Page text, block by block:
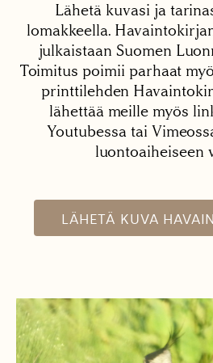
Lähetä kuvasi ja
lomakkeella.
julkaistaan Suomen
Toimitus poimii parhaat
printtilehden
lähettää meille myös
Youtubessa tai
luontoaiheiseen
LÄHETÄ KUVA